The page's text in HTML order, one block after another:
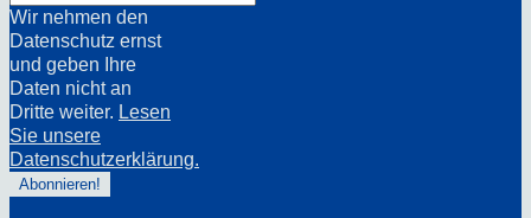
Wir nehmen den
Datenschutz ernst
und geben Ihre
Daten nicht an
Dritte weiter. Lesen
Sie unsere
Datenschutzerklärung.